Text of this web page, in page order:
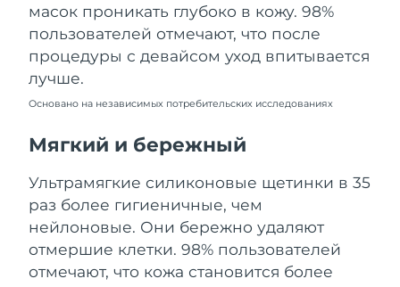
масок проникать глубоко в кожу. 98%
пользователей отмечают, что после
процедуры с девайсом уход впитывается
лучше.
Основано на независимых потребительских исследованиях
Мягкий и бережный
Ультрамягкие силиконовые щетинки в 35
раз более гигиеничные, чем
нейлоновые. Они бережно удаляют
отмершие клетки. 98% пользователей
отмечают, что кожа становится более
Реюньон
Ожидаемая дата доставки
Румыния
8/10/26
Россия
Ожидаемая дата доставки
Саудовская Аравия
Ожидаемая дата доставки
Сингапур
Ожидаемая дата доставки
8/12/26